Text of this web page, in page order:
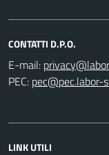
CONTATTI D.P.O.
E-mail:
PEC:
LINK UTILI